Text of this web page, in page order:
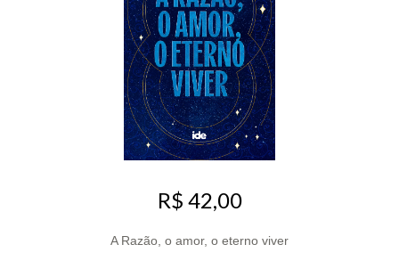
R$ 42,00
A Razão, o amor, o eterno viver